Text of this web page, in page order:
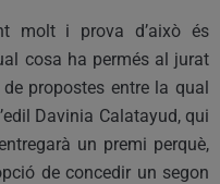
molt i prova d’això és
cosa ha permés al jurat
propostes entre la qual
Davinia Calatayud, qui
un premi perquè,
de concedir un segon